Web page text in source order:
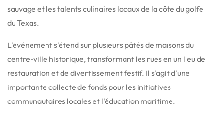
sauvage et les talents culinaires locaux de la côte du golfe
du Texas.
L'événement s'étend sur plusieurs pâtés de maisons du
centre-ville historique, transformant les rues en un lieu de
restauration et de divertissement festif. Il s'agit d'une
importante collecte de fonds pour les initiatives
communautaires locales et l'éducation maritime.